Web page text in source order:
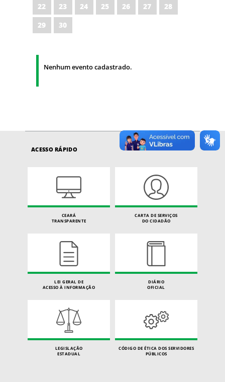
22
23 24 25 26 27
28
29
30
Nenhum evento cadastrado.
ACESSO RÁPIDO
CEARÁ
TRANSPARENTE
CARTA DE SERVIÇOS
DO CIDADÃO
LEI GERAL DE
ACESSO À INFORMAÇÃO
DIÁRIO
OFICIAL
LEGISLAÇÃO
ESTADUAL
CÓDIGO DE ÉTICA DOS SERVIDORES
PÚBLICOS